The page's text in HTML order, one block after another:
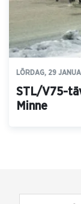
LÖRDAG, 29
STL/V75-
Minne